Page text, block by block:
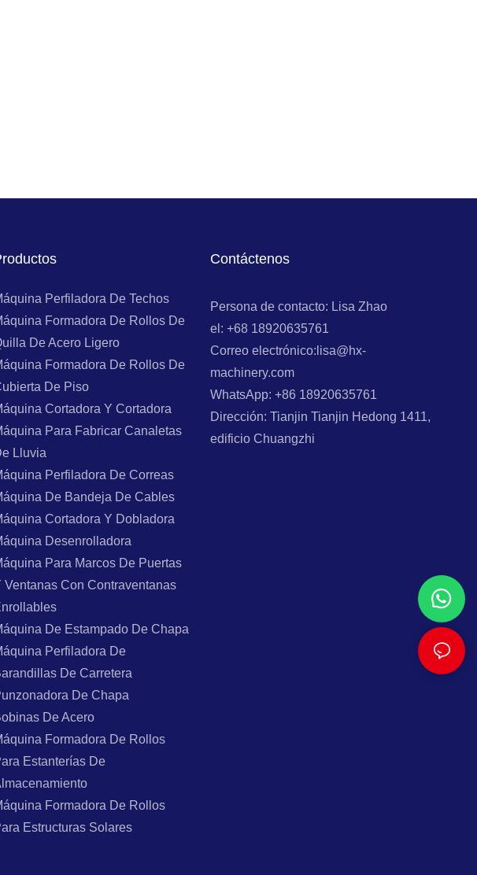
Perfiladora De Techos
Formadora De Rollos De
De Acero Ligero
Formadora De Rollos De
De Piso
Cortadora Y Cortadora
Para Fabricar Canaletas
Lluvia
Perfiladora De Correas
De Bandeja De Cables
Cortadora Y Dobladora
Desenrolladora
Para Marcos De Puertas
Ventanas Con Contraventanas
De Estampado De Chapa
Perfiladora De
De Carretera
De Chapa
De Acero
Formadora De Rollos
Estanterías De
Formadora De Rollos
Estructuras Solares
Contáctenos
Persona de contacto: Lisa Zhao
el: +68 18920635761
Correo electrónico:lisa@hx-
machinery.com
WhatsApp: +86 18920635761
Dirección: Tianjin Tianjin Hedong 1411,
edificio Chuangzhi